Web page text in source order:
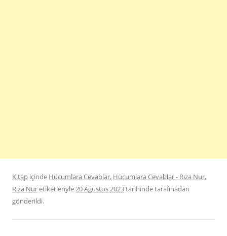
Kitap içinde Hücumlara Cevablar, Hücumlara Cevablar - Rıza Nur,
Rıza Nuretiketleriyle20 Ağustos 2023tarihindetarafınadan
gönderildi.